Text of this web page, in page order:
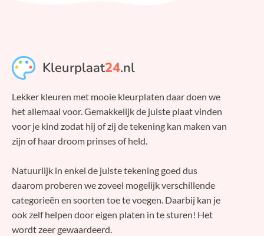
Kleurplaat24.nl
Lekker kleuren met mooie kleurplaten daar doen we
het allemaal voor. Gemakkelijk de juiste plaat vinden
voor je kind zodat hij of zij de tekening kan maken van
zijn of haar droom prinses of held.
Natuurlijk in enkel de juiste tekening goed dus
daarom proberen we zoveel mogelijk verschillende
categorieën en soorten toe te voegen. Daarbij kan je
ook zelf helpen door eigen platen in te sturen! Het
wordt zeer gewaardeerd.